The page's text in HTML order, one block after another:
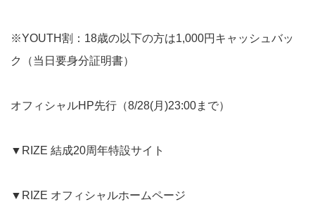
※YOUTH割：18歳の以下の方は1,000円キャッシュバッ
ク（当日要身分証明書）
オフィシャルHP先行 （8/28(月)23:00まで）
▼ RIZE 結成20周年特設サイト
▼ RIZE オフィシャルホームページ